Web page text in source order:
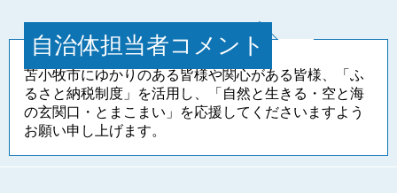
自治体担当者コメント
苫小牧市にゆかりのある皆様や関心がある皆様、「ふ
るさと納税制度」を活用し、「自然と生きる・空と海
の玄関口・とまこまい」を応援してくださいますよう
お願い申し上げます。